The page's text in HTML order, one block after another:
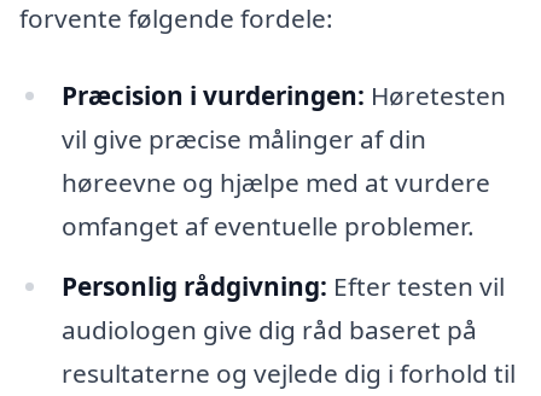
forvente følgende fordele:
Præcision i vurderingen: Høretesten
vil give præcise målinger af din
høreevne og hjælpe med at vurdere
omfanget af eventuelle problemer.
Personlig rådgivning: Efter testen vil
audiologen give dig råd baseret på
resultaterne og vejlede dig i forhold til